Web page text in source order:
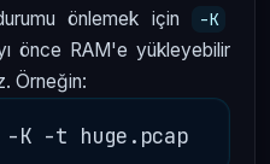
önlemek için
-K
önce RAM'e yükleyebilir
Örneğin: